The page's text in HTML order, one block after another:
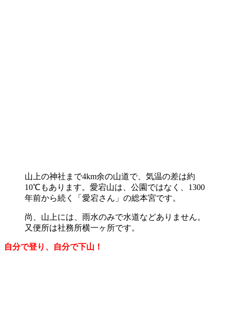
山上の神社まで4km余の山道で、気温の差は約
10℃もあります。愛宕山は、公園ではなく、1300
年前から続く「愛宕さん」の総本宮です。
尚、山上には、雨水のみで水道などありません。
又便所は社務所横一ヶ所です。
自分で登り、自分で下山！